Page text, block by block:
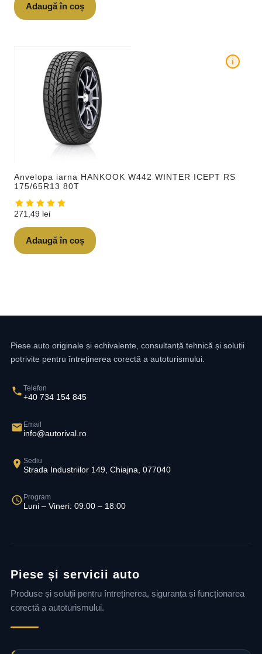
Adaugă în coș
Anvelopa iarna HANKOOK W442 WINTER ICEPT RS
175/65R13 80T
i
271,49 lei
Adaugă în coș
Piese auto originale și echivalente, consultanță tehnică și soluții
potrivite pentru întreținerea corectă a autoturismului.
Telefon
+40 734 154 845
Email
info@autorival.ro
Sediu
Strada Industriilor 149, Chiajna, 077040
Program
Luni – Vineri: 09:00 – 18:00
Piese și servicii auto
Produse și soluții pentru întreținerea, siguranța și funcționarea
corectă a autoturismului.